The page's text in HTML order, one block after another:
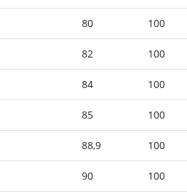
80 100
82 100
84 100
85 100
88,9 100
90 100